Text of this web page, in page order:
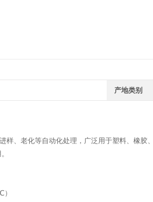
产地类别
样、老化等自动化处理，广泛用于塑料、橡